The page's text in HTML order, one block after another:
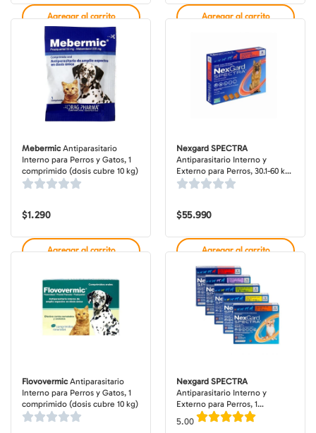
Agregar al carrito Agregar al carrito
MebermicAntiparasitario
Interno para Perros y Gatos, 1
comprimido (dosis cubre 10 kg)
$1.290
Agregar al carrito
Nexgard SPECTRA
Antiparasitario Interno y
Externo para Perros, 30.1-60 kg,
3 comprimidos masticables
$55.990
Agregar al carrito
FlovovermicAntiparasitario
Interno para Perros y Gatos, 1
comprimido (dosis cubre 10 kg)
Nexgard SPECTRA
Antiparasitario Interno y
Externo para Perros, 1
comprimido masticable (dosis
mensuales)
5.00